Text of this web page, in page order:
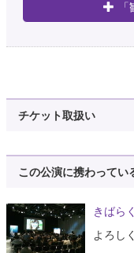
チケット取扱い
この公演に携わってい
きばら
よろし